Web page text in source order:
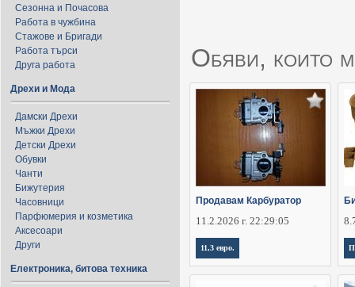
Сезонна и Почасова
Работа в чужбина
Стажове и Бригади
Работа търси
Друга работа
Дрехи и Мода
Дамски Дрехи
Мъжки Дрехи
Детски Дрехи
Обувки
Чанти
Бижутерия
Часовници
Парфюмерия и козметика
Аксесоари
Други
Електроника, битова техника
Обяви, които
Продавам Карбуратор
11.2.2026 г. 22:29:05
11,3 евро.